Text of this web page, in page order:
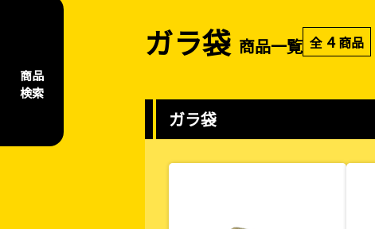
商品
検索
ガラ袋 商品一覧 全 4 商品
ガラ袋